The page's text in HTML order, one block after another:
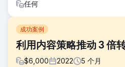
任何
成功案例
利用内容策略推动 3 倍
$6,000 2022 5 个月